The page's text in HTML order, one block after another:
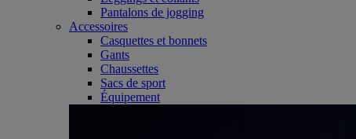
Pantalons de jogging
Accessoires
Casquettes et bonnets
Gants
Chaussettes
Sacs de sport
Équipement